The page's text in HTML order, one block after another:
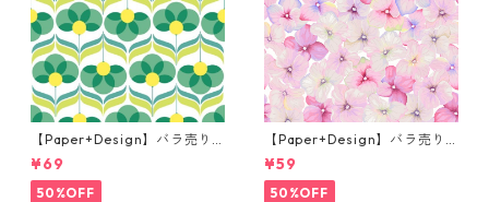
【Paper+Design】バラ売り2
枚 ランチサイズ ペーパーナプ
キン Geo Flowers グリーン
¥69
50%OFF
【Paper+Design】バラ売り2
枚 カクテルサイズ ペーパーナ
プキン Small blossoms ピン
ク
¥59
50%OFF